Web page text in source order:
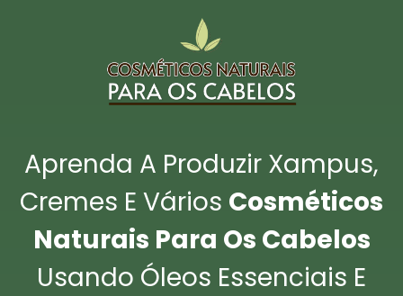
Aprenda A Produzir Xampus,
Cremes E Vários Cosméticos
Naturais Para Os Cabelos
Usando Óleos Essenciais E